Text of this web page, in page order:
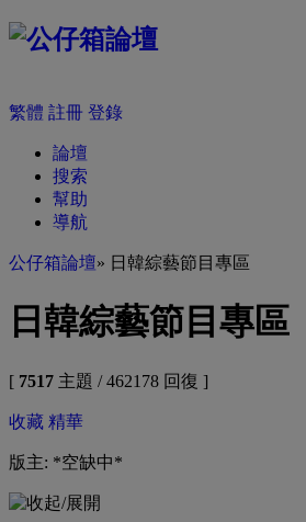
繁體 註冊 登錄
論壇
搜索
幫助
導航
公仔箱論壇» 日韓綜藝節目專區
日韓綜藝節目專區
[ 7517 主題 / 462178 回復 ]
收藏 精華
版主: *空缺中*